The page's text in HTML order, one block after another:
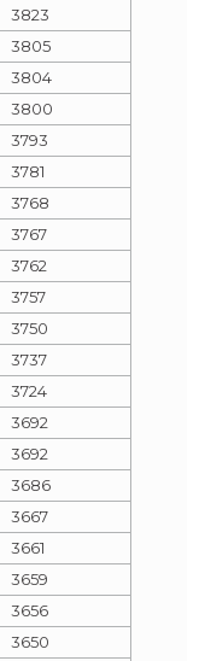
3823
3805
3804
3800
3793
3781
3768
3767
3762
3757
3750
3737
3724
3692
3692
3686
3667
3661
3659
3656
3650